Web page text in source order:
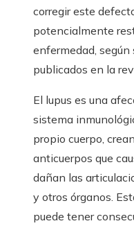
corregir este
potencialmente
enfermedad, según
publicados en la
El lupus es una
sistema
propio cuerpo,
anticuerpos que
dañan las
y otros órganos.
puede tener